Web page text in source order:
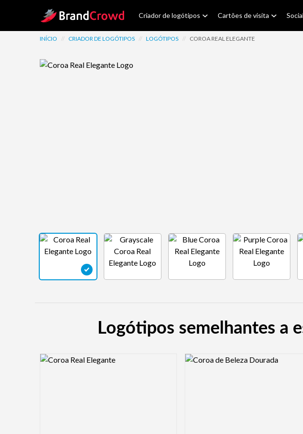
Site Logo Criador de logótipos Cartões de visita Social
INÍCIO // CRIADOR DE LOGÓTIPOS // LOGÓTIPOS // COROA REAL ELEGANTE
Logótipos semelhantes a
Logo Preview Image Logo Preview Image